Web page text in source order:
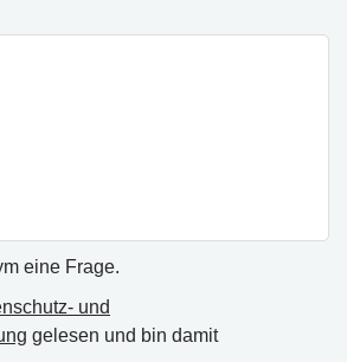
eine Frage.
und
gelesen und bin damit